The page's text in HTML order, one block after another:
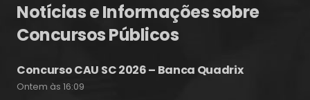
Notícias e Informações sobre
Concursos Públicos
Concurso CAU SC 2026 – Banca Quadrix
Ontem às 16:09